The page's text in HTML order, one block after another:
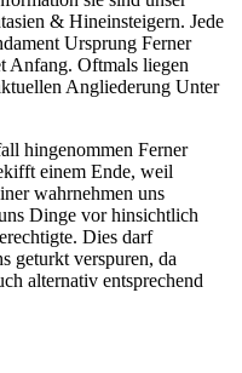
& Hineinsteigern. Jede
Ursprung Ferner
Anfang. Oftmals liegen
Angliederung Unter
hingenommen Ferner
einem Ende, weil
wahrnehmen uns
Dinge vor hinsichtlich
Dies darf
geturkt verspuren, da
alternativ entsprechend